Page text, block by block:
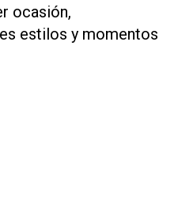
ocasión,
estilos y momentos